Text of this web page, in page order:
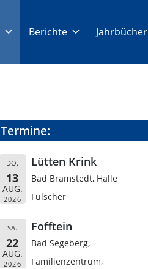
Berichte Jahrbücher
Termine:
DO.
13
AUG.
2026
Lütten Krink
Bad Bramstedt, Halle
Fülscher
SA.
22
AUG.
2026
Fofftein
Bad Segeberg,
Familienzentrum,